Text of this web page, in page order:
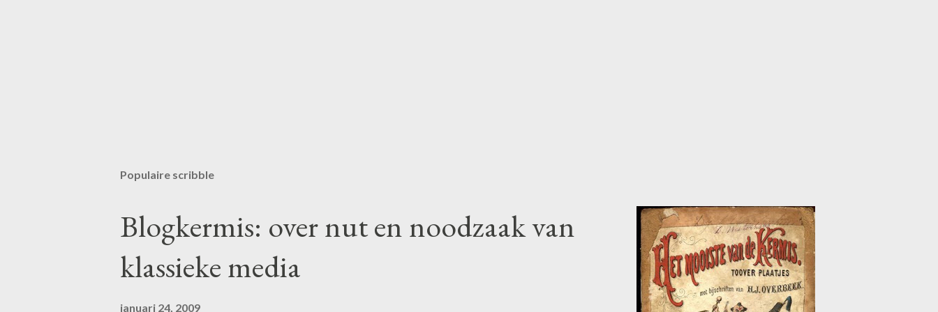
Populaire scribble
Blogkermis: over nut en noodzaak van
klassieke media
januari 24, 2009